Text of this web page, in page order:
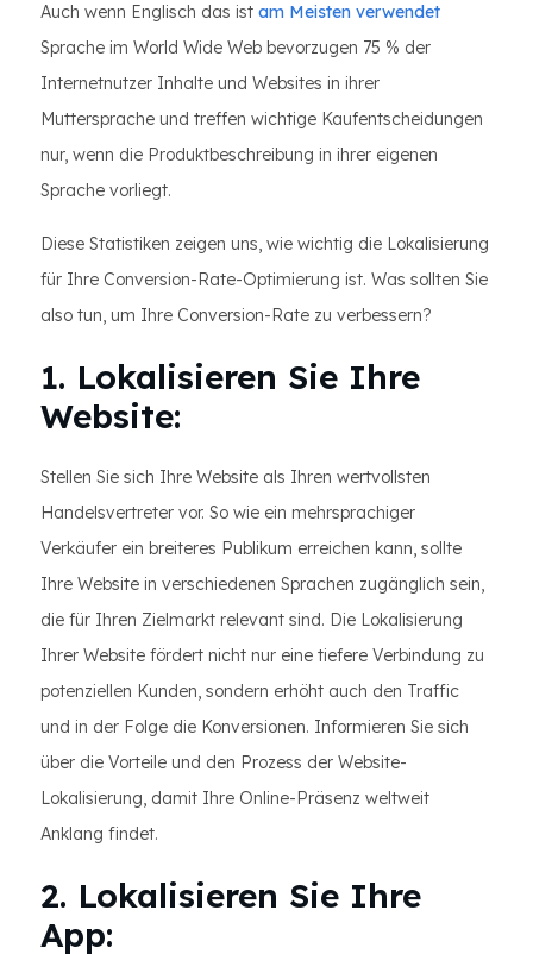
Auch wenn Englisch das ist am Meisten verwendet
Sprache im World Wide Web bevorzugen 75 % der
Internetnutzer Inhalte und Websites in ihrer
Muttersprache und treffen wichtige Kaufentscheidungen
nur, wenn die Produktbeschreibung in ihrer eigenen
Sprache vorliegt.
Diese Statistiken zeigen uns, wie wichtig die Lokalisierung
für Ihre Conversion-Rate-Optimierung ist. Was sollten Sie
also tun, um Ihre Conversion-Rate zu verbessern?
1. Lokalisieren Sie Ihre
Website:
Stellen Sie sich Ihre Website als Ihren wertvollsten
Handelsvertreter vor. So wie ein mehrsprachiger
Verkäufer ein breiteres Publikum erreichen kann, sollte
Ihre Website in verschiedenen Sprachen zugänglich sein,
die für Ihren Zielmarkt relevant sind. Die Lokalisierung
Ihrer Website fördert nicht nur eine tiefere Verbindung zu
potenziellen Kunden, sondern erhöht auch den Traffic
und in der Folge die Konversionen. Informieren Sie sich
über die Vorteile und den Prozess der Website-
Lokalisierung, damit Ihre Online-Präsenz weltweit
Anklang findet.
2. Lokalisieren Sie Ihre
App: